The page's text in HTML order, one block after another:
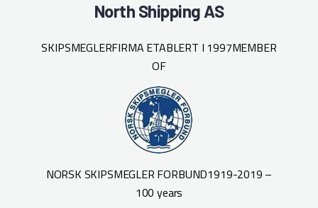
North Shipping AS
SKIPSMEGLERFIRMA ETABLERT I 1997MEMBER
OF
NORSK SKIPSMEGLER FORBUND1919-2019 –
100 years